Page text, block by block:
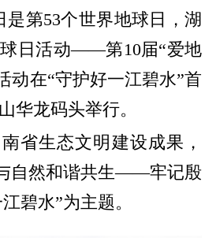
是第53个世界地球日，湖
日活动——第10届“爱地
动在“守护好一江碧水”首
龙码头举行。
省生态文明建设成果，
自然和谐共生——牢记殷
碧水”为主题。